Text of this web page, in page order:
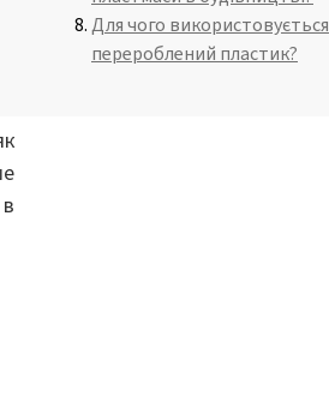
Для чого використовується
перероблений пластик?